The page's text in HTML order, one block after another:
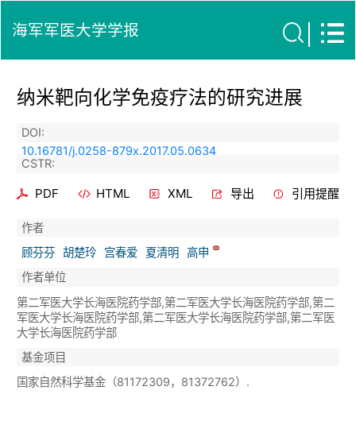
海军军医大学学报
纳米靶向化学免疫疗法的研究进展
DOI:
10.16781/j.0258-879x.2017.05.0634
CSTR:
PDF HTML XML 导出 引用提醒
作者
顾芬芬 胡楚玲 宫春爱 夏清明
高申
作者单位
第二军医大学长海医院药学部,第二军医大学长海医院药学部,第二
军医大学长海医院药学部,第二军医大学长海医院药学部,第二军医
大学长海医院药学部
基金项目
国家自然科学基金（81172309，81372762）.